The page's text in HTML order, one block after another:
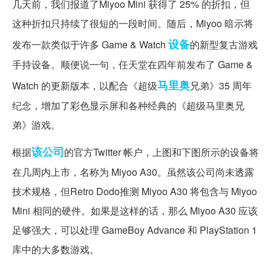
几天前，我们报道了Miyoo Mini 获得了 25% 的折扣，但
这种折扣只持续了很短的一段时间。随后，Miyoo 暗示将
发布一款类似于许多 Game & Watch 设备的新型复古游戏
手持设备。顺便说一句，任天堂在四年前发布了 Game &
Watch 的更新版本，以配合《超级马里奥兄弟》35 周年
纪念，增加了彩色显示屏和各种经典的《超级马里奥兄
弟》游戏。
根据该公司的官方Twitter 帐户，上图和下图所示的设备将
在几周内上市，名称为 Miyoo A30。虽然该公司尚未透露
技术规格，但Retro Dodo推测 Miyoo A30 将包含与 Miyoo
Mini 相同的硬件。如果是这样的话，那么 Miyoo A30 应该
足够强大，可以处理 GameBoy Advance 和 PlayStation 1
库中的大多数游戏。